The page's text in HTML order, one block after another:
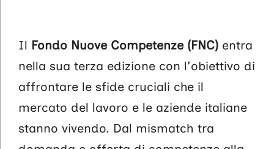
Il Fondo Nuove Competenze (FNC) entra
nella sua terza edizione con l'obiettivo di
affrontare le sfide cruciali che il
mercato del lavoro e le aziende italiane
stanno vivendo. Dal mismatch tra